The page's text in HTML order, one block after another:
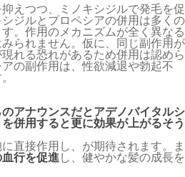
えつつ、ミノキシジルで発毛を促
ジルとプロペシアの併用は多くの
。作用のメカニズムが全く異なる
られません。仮に、同じ副作用が
れる恐れがあるため併用は認めら
の副作用は、性欲減退や勃起不
アナウンスだとアデノバイタルシ
併用すると更に効果が上がるそう
直接作用し、 が期待されます。ま
行を促進し、健やかな髪の成長を